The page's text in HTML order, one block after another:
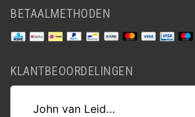
BETAALMETHODEN
KLANTBEOORDELINGEN